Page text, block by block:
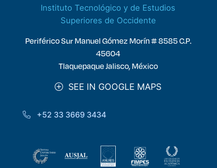
Instituto Tecnológico y de Estudios
Superiores de Occidente
Periférico Sur Manuel Gómez Morín # 8585 C.P.
45604
Tlaquepaque Jalisco, México
SEE IN GOOGLE MAPS
+52 33 3669 3434